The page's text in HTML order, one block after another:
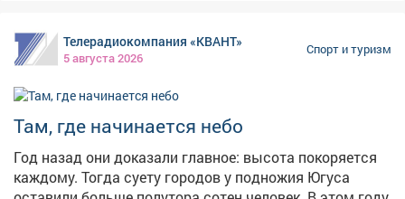
Фестиваль «Равнение на ГТО» — это не только
состязания, но и культурно-информационная
программа. На специальных локациях гости, и
участники смогут узнать больше о наших героях и
традициях. В выставке «Вымпел-Кузбасс» будут
представлены достижения и героические истории
региона. В зоне «Время рекордов» — празднование
рекордов...
Телерадиокомпания «КВАНТ»
5 августа 2026
Спорт и туризм
Там, где начинается небо
Год назад они доказали главное: высота покоряется
каждому. Тогда суету городов у подножия Югуса